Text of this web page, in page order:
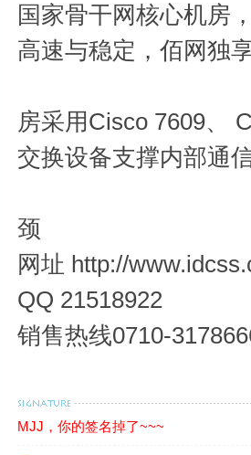
国家骨干网核心机房
高速与稳定，佰网独
房采用Cisco 7609、
交换设备支撑内部通
颈
网址 http://
QQ 21518922
销售热线0710-
MJJ，你的签名掉了~~~